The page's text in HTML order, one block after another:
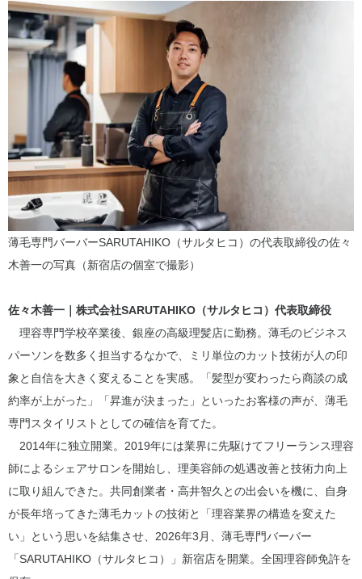
薄毛専門バーバーSARUTAHIKO（サルタヒコ）の代表取締役の佐々
木善一の写真（新宿店の個室で撮影）
佐々木善一｜株式会社SARUTAHIKO（サルタヒコ）代表取締役
理容専門学校卒業後、銀座の高級理髪店に勤務。薄毛のビジネス
パーソンを数多く担当するなかで、ミリ単位のカット技術が人の印
象と自信を大きく変えることを実感。「髪型が変わったら商談の成
約率が上がった」「昇進が決まった」といったお客様の声が、薄毛
専門スタイリストとしての確信を育てた。
2014年に独立開業。2019年には業界に先駆けてフリーランス理容
師によるシェアサロンを開始し、理美容師の処遇改善と技術力向上
に取り組んできた。共同創業者・高井智久との出会いを機に、自身
が長年培ってきた薄毛カットの技術と「理容業界の構造を変えた
い」という思いを結集させ、2026年3月、薄毛専門バーバー
「SARUTAHIKO（サルタヒコ）」新宿店を開業。全国理容師免許を